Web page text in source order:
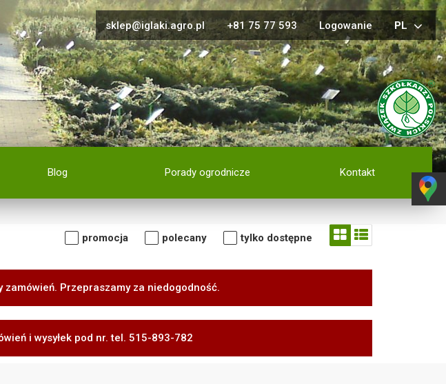
sklep@iglaki.agro.pl +81 75 77 593 Logowanie PL
Blog Porady ogrodnicze Kontakt
promocja polecany tylko dostępne
Przepraszamy za niedogodność.
i wysyłek pod nr. tel. 515-893-782